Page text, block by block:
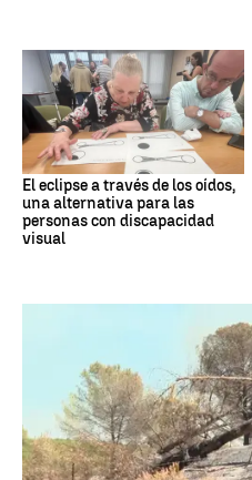
El eclipse a través de los oídos,
una alternativa para las
personas con discapacidad
visual